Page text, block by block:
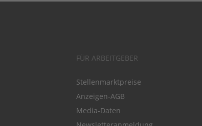
FÜR ARBEITGEBER
Stellenmarktpreise
Anzeigen-AGB
Media-Daten